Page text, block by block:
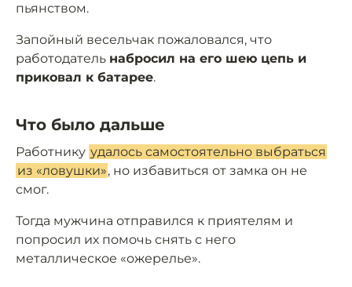
пьянством.
Запойный весельчак пожаловался, что
работодатель набросил на его шею цепь и
приковал к батарее.
Что было дальше
Работнику удалось самостоятельно выбраться
из «ловушки», но избавиться от замка он не
смог.
Тогда мужчина отправился к приятелям и
попросил их помочь снять с него
металлическое «ожерелье».